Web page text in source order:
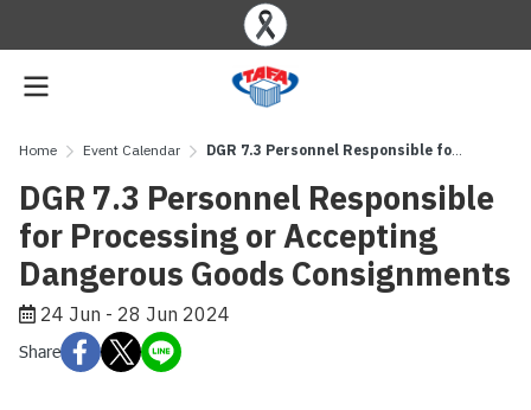
Home Event Calendar DGR 7.3 Personnel Responsible for Processing or Accepting Dangerous Goods Consignments
DGR 7.3 Personnel Responsible
for Processing or Accepting
Dangerous Goods Consignments
24 Jun - 28 Jun 2024
Share